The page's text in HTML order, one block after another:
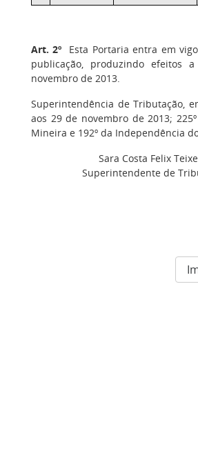
Art. 2º Esta Portaria entra em
publicação, produzindo efeitos
novembro de 2013.
Superintendência de Tributação,
aos 29 de novembro de 2013;
Mineira e 192º da Independência
Sara Costa Felix
Superintendente de